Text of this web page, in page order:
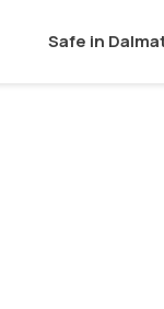
Safe in